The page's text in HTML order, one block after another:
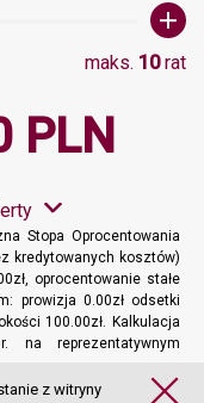
maks. 10rat
PLN
Stopa Oprocentowania
kredytowanych kosztów)
oprocentowanie stałe
prowizja 0.00zł odsetki
100.00zł. Kalkulacja
na reprezentatywnym
Więcej informacji
z witryny